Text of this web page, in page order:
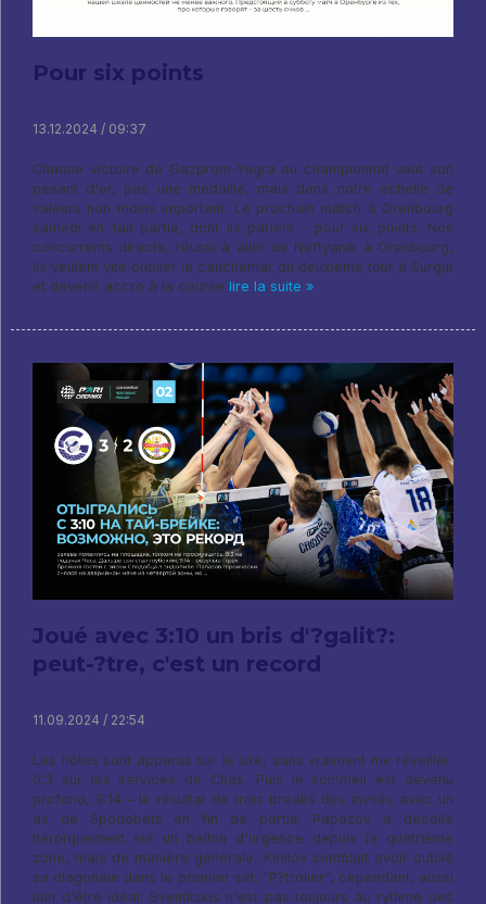
Pour six points
13.12.2024 / 09:37
Chaque victoire de Gazprom-Yugra au championnat vaut son
pesant d'or, pas une médaille, mais dans notre échelle de
valeurs non moins important. Le prochain match à Orenbourg
samedi en fait partie, dont ils parlent - pour six points. Nos
concurrents directs, réussi à aller de Neftyanik à Orenbourg,
ils veulent vite oublier le cauchemar du deuxième tour à Surgut
et devenir accro à la course lire la suite »
Joué avec 3:10 un bris d'?galit?:
peut-?tre, c'est un record
11.09.2024 / 22:54
Les hôtes sont apparus sur le site, sans vraiment me réveiller:
0:3 sur les services de Chas. Puis le sommeil est devenu
profond, 9:14 – le résultat de trois breaks des invités avec un
as de Spodobets en fin de partie. Papazov a décollé
héroïquement sur un ballon d'urgence depuis la quatrième
zone, mais de manière générale, Kirillov semblait avoir oublié
sa diagonale dans le premier set. "P?trolier", cependant, aussi
loin d'être idéal: Sventitskis n'est pas toujours au rythme des